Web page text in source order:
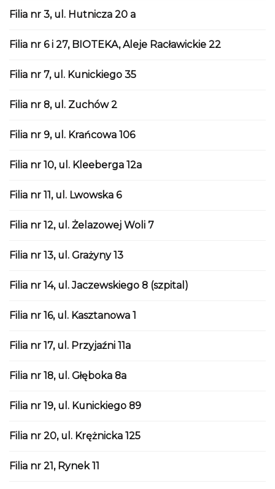
Filia nr 3, ul. Hutnicza 20 a
Filia nr 6 i 27, BIOTEKA, Aleje Racławickie 22
Filia nr 7, ul. Kunickiego 35
Filia nr 8, ul. Zuchów 2
Filia nr 9, ul. Krańcowa 106
Filia nr 10, ul. Kleeberga 12a
Filia nr 11, ul. Lwowska 6
Filia nr 12, ul. Żelazowej Woli 7
Filia nr 13, ul. Grażyny 13
Filia nr 14, ul. Jaczewskiego 8 (szpital)
Filia nr 16, ul. Kasztanowa 1
Filia nr 17, ul. Przyjaźni 11a
Filia nr 18, ul. Głęboka 8a
Filia nr 19, ul. Kunickiego 89
Filia nr 20, ul. Krężnicka 125
Filia nr 21, Rynek 11